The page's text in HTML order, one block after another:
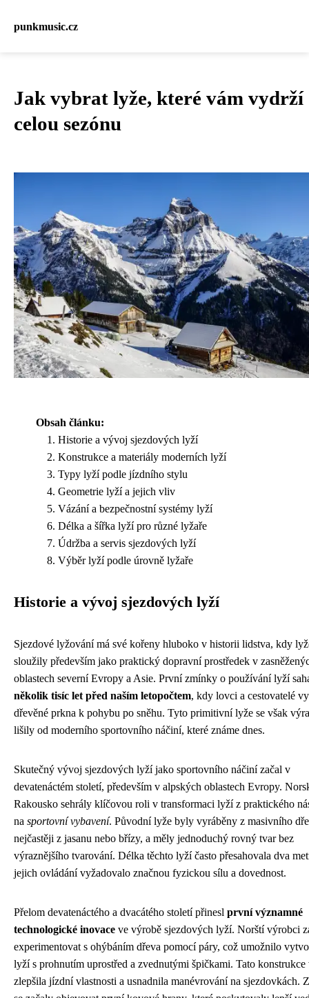
punkmusic.cz
Jak vybrat lyže, které vám vydrží
celou sezónu
Obsah článku:
Historie a vývoj sjezdových lyží
Konstrukce a materiály moderních lyží
Typy lyží podle jízdního stylu
Geometrie lyží a jejich vliv
Vázání a bezpečnostní systémy lyží
Délka a šířka lyží pro různé lyžaře
Údržba a servis sjezdových lyží
Výběr lyží podle úrovně lyžaře
Historie a vývoj sjezdových lyží
Sjezdové lyžování má své kořeny hluboko v historii lidstva, kdy
sloužily především jako praktický dopravní prostředek v
oblastech severní Evropy a Asie. První zmínky o používání lyží
několik tisíc let před naším letopočtem, kdy lovci a cestovatelé
dřevěné prkna k pohybu po sněhu. Tyto primitivní lyže se však
lišily od moderního sportovního náčiní, které známe dnes.
Skutečný vývoj sjezdových lyží jako sportovního náčiní začal v
devatenáctém století, především v alpských oblastech Evropy.
Rakousko sehrály klíčovou roli v transformaci lyží z praktického
na sportovní vybavení. Původní lyže byly vyráběny z masivního
nejčastěji z jasanu nebo břízy, a měly jednoduchý rovný tvar bez
výraznějšího tvarování. Délka těchto lyží často přesahovala dva
jejich ovládání vyžadovalo značnou fyzickou sílu a dovednost.
Přelom devatenáctého a dvacátého století přinesl první významné
technologické inovace ve výrobě sjezdových lyží. Norští výrobci
experimentovat s ohýbáním dřeva pomocí páry, což umožnilo
lyží s prohnutím uprostřed a zvednutými špičkami. Tato konstrukce
zlepšila jízdní vlastnosti a usnadnila manévrování na sjezdovkách.